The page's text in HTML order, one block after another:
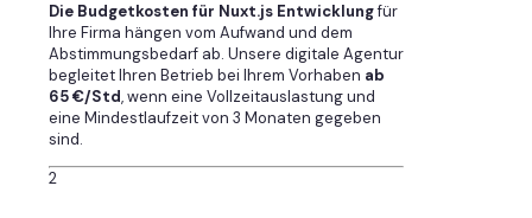
Die Budgetkosten für Nuxt.js Entwicklungfür
Ihre Firma hängen vom Aufwand und dem
Abstimmungsbedarf ab. Unsere digitale Agentur
begleitet Ihren Betrieb bei Ihrem Vorhaben ab
65 €/Std, wenn eine Vollzeitauslastung und
eine Mindestlaufzeit von 3 Monaten gegeben
sind.
2